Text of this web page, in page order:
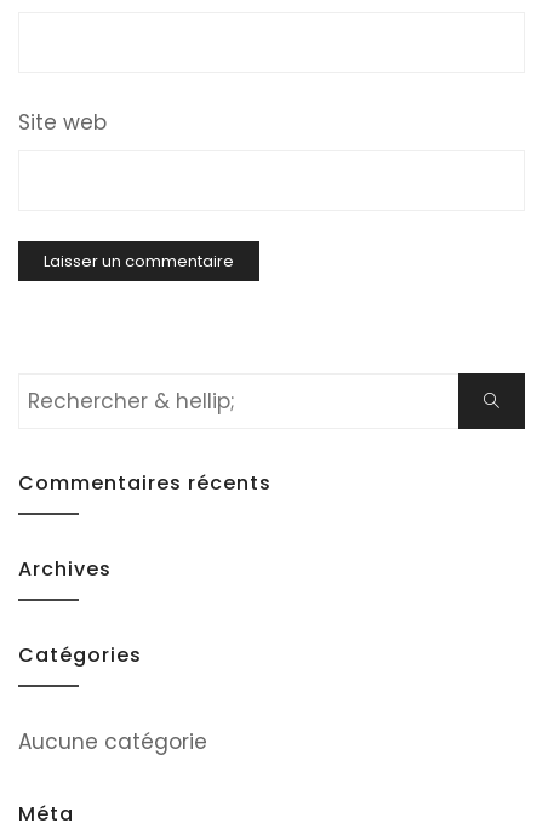
Site web
Rechercher:
Commentaires récents
Archives
Catégories
Aucune catégorie
Méta